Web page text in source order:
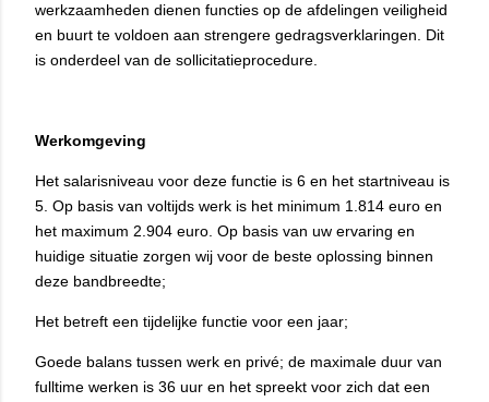
werkzaamheden dienen functies op de afdelingen veiligheid
en buurt te voldoen aan strengere gedragsverklaringen. Dit
is onderdeel van de sollicitatieprocedure.
Werkomgeving
Het salarisniveau voor deze functie is 6 en het startniveau is
5. Op basis van voltijds werk is het minimum 1.814 euro en
het maximum 2.904 euro. Op basis van uw ervaring en
huidige situatie zorgen wij voor de beste oplossing binnen
deze bandbreedte;
Het betreft een tijdelijke functie voor een jaar;
Goede balans tussen werk en privé; de maximale duur van
fulltime werken is 36 uur en het spreekt voor zich dat een